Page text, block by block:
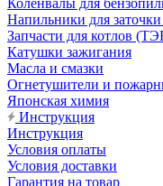
Коленвалы для
Напильники для
Запчасти для котлов
Катушки зажигания
Масла и смазки
Огнетушители и
Японская химия
Инструкция
Инструкция
Условия оплаты
Условия доставки
Гарантия на товар